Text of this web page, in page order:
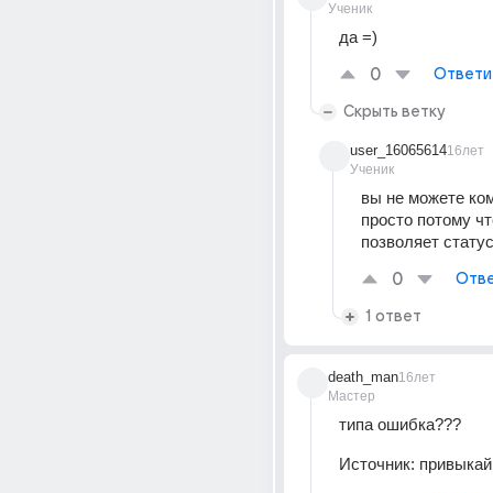
Ученик
да =)
0
Скрыть ветку
user_16065614
Ученик
16лет
вы не можете
просто потому
позволяет
0
1 ответ
death_man
Мастер
16лет
типа ошибка???
Источник: привыкай